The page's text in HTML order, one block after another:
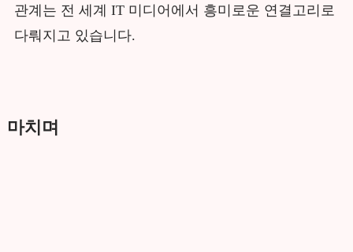
관계는 전 세계 IT 미디어에서 흥미로운 연결고리로
다뤄지고 있습니다.
마치며